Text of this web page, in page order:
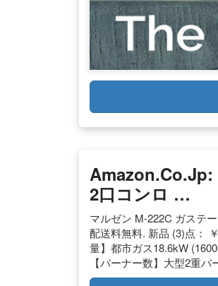
Amazon.co.jp:
2口コンロ …
マルゼン M-222C ガステ
配送料無料. 新品 (3)点：
量】都市ガス18.6kW
【バーナー数】大型2重